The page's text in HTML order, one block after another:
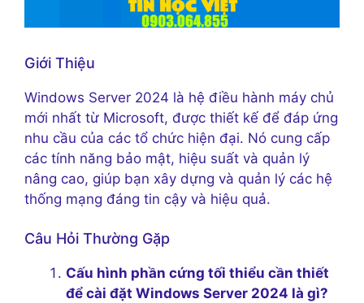
Giới Thiệu
Windows Server 2024 là hệ điều hành máy chủ
mới nhất từ Microsoft, được thiết kế để đáp ứng
nhu cầu của các tổ chức hiện đại. Nó cung cấp
các tính năng bảo mật, hiệu suất và quản lý
nâng cao, giúp bạn xây dựng và quản lý các hệ
thống mạng đáng tin cậy và hiệu quả.
Câu Hỏi Thường Gặp
Cấu hình phần cứng tối thiểu cần thiết
để cài đặt Windows Server 2024 là gì?